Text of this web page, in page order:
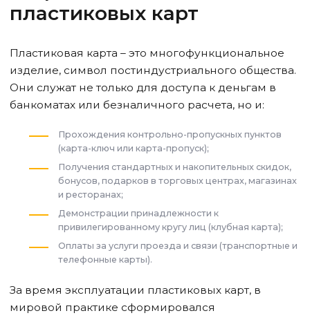
пластиковых карт
Пластиковая карта – это многофункциональное
изделие, символ постиндустриального общества.
Они служат не только для доступа к деньгам в
банкоматах или безналичного расчета, но и:
Прохождения контрольно-пропускных пунктов
(карта-ключ или карта-пропуск);
Получения стандартных и накопительных скидок,
бонусов, подарков в торговых центрах, магазинах
и ресторанах;
Демонстрации принадлежности к
привилегированному кругу лиц (клубная карта);
Оплаты за услуги проезда и связи (транспортные и
телефонные карты).
За время эксплуатации пластиковых карт, в
мировой практике сформировался